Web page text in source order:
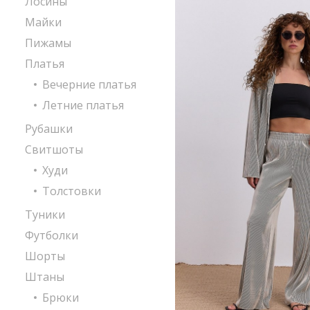
Майки
Пижамы
Платья
Вечерние платья
Летние платья
Рубашки
Свитшоты
Худи
Толстовки
Туники
Футболки
Шорты
Штаны
Брюки